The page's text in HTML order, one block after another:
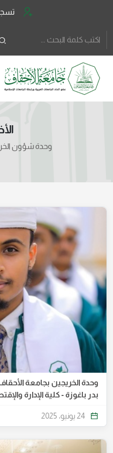
وحدة شؤون
وحدة الخريجين بجامعة
بدر باغوزة - كلية الإدارة
24 يونيو، 2025